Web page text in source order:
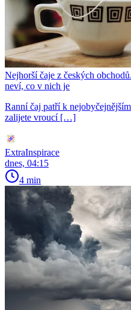
Nejhorší čaje z českých
neví, co v nich je
Ranní čaj patří k
zalijete vroucí […]
ExtraInspirace
dnes, 04:15
4 min